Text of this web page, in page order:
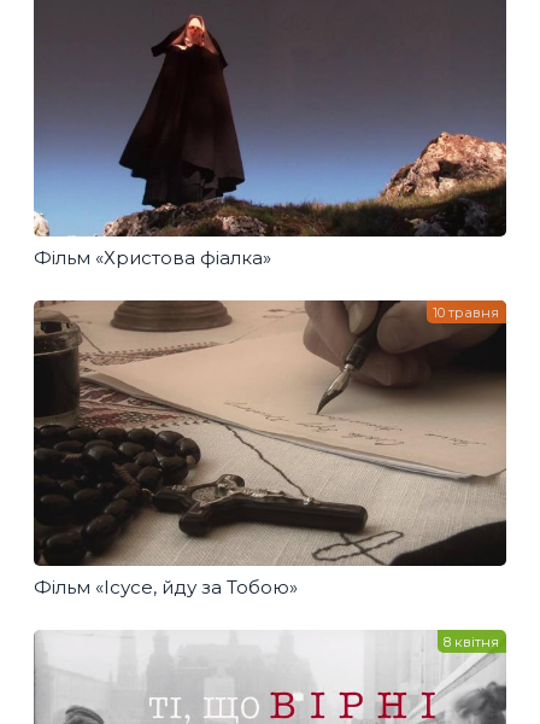
Фільм «Христова фіалка»
Фільм «Ісусе, йду за Тобою»
10 травня
8 квітня